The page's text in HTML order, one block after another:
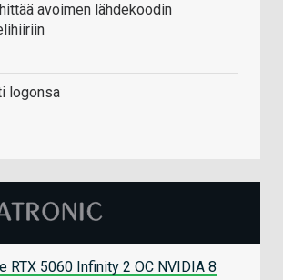
avoimen lähdekoodin
logonsa
RTX 5060 Infinity 2 OC NVIDIA 8